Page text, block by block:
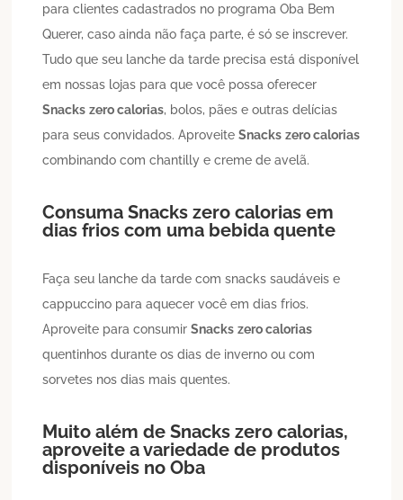
para clientes cadastrados no programa Oba Bem
Querer, caso ainda não faça parte, é só se inscrever.
Tudo que seu lanche da tarde precisa está disponível
em nossas lojas para que você possa oferecer
Snacks zero calorias, bolos, pães e outras delícias
para seus convidados. AproveiteSnacks zero calorias
combinando com chantilly e creme de avelã.
ConsumaSnacks zero calorias em
dias frios com uma bebida quente
Faça seu lanche da tarde com snacks saudáveis e
cappuccino para aquecer você em dias frios.
Aproveite para consumirSnacks zero calorias
quentinhos durante os dias de inverno ou com
sorvetes nos dias mais quentes.
Muito além deSnacks zero calorias,
aproveite a variedade de produtos
disponíveis no Oba